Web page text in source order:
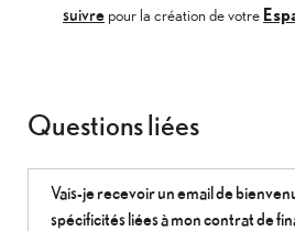
suivre pour la création de votre
Questions liées
Vais-je recevoir un email de
spécificités liées à mon contrat de